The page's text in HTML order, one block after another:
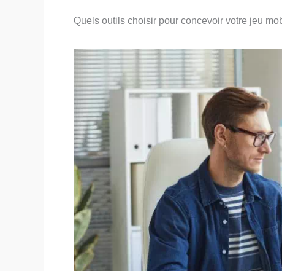
Quels outils choisir pour concevoir votre jeu